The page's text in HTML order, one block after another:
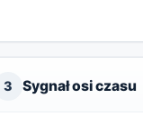
3 Sygnał osi czasu